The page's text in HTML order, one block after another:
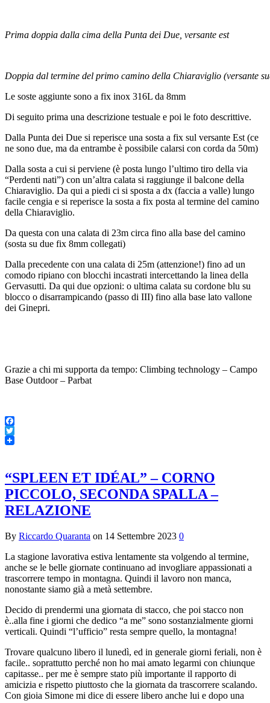
Prima doppia dalla cima della Punta dei Due, versante est
Doppia dal termine del primo camino della Chiaraviglio (versante
Le soste aggiunte sono a fix inox 316L da 8mm
Di seguito prima una descrizione testuale e poi le foto descrittive.
Dalla Punta dei Due si reperisce una sosta a fix sul versante Est (ce
ne sono due, ma da entrambe è possibile calarsi con corda da 50m)
Dalla sosta a cui si perviene (è posta lungo l’ultimo tiro della via
“Perdenti nati”) con un’altra calata si raggiunge il balcone della
Chiaraviglio. Da qui a piedi ci si sposta a dx (faccia a valle) lungo
facile cengia e si reperisce la sosta a fix posta al termine del camino
della Chiaraviglio.
Da questa con una calata di 23m circa fino alla base del camino
(sosta su due fix 8mm collegati)
Dalla precedente con una calata di 25m (attenzione!) fino ad un
comodo ripiano con blocchi incastrati intercettando la linea della
Gervasutti. Da qui due opzioni: o ultima calata su cordone blu su
blocco o disarrampicando (passo di III) fino alla base lato vallone
dei Ginepri.
Grazie a chi mi supporta da tempo: Climbing technology – Campo
Base Outdoor – Parbat
Facebook
Twitter
“SPLEEN ET IDÉAL” – CORNO
PICCOLO, SECONDA SPALLA –
RELAZIONE
By Riccardo Quaranta on 14 Settembre 2023 0
La stagione lavorativa estiva lentamente sta volgendo al termine,
anche se le belle giornate continuano ad invogliare appassionati a
trascorrere tempo in montagna. Quindi il lavoro non manca,
nonostante siamo già a metà settembre.
Decido di prendermi una giornata di stacco, che poi stacco non
è..alla fine i giorni che dedico “a me” sono sostanzialmente giorni
verticali. Quindi “l’ufficio” resta sempre quello, la montagna!
Trovare qualcuno libero il lunedì, ed in generale giorni feriali, non è
facile.. soprattutto perché non ho mai amato legarmi con chiunque
capitasse.. per me è sempre stato più importante il rapporto di
amicizia e rispetto piuttosto che la giornata da trascorrere scalando.
Con gioia Simone mi dice di essere libero anche lui e dopo una